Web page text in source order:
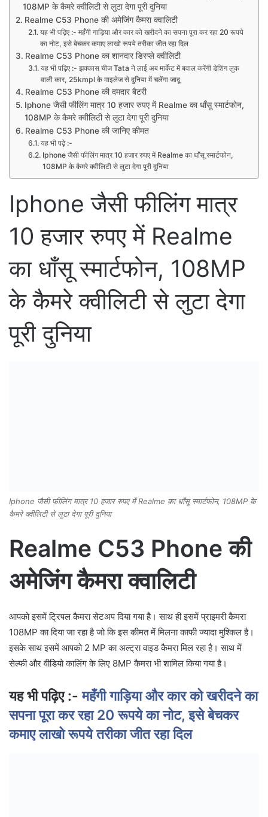
108MP के कैमरे क्वीलिटी से लुटा देगा पूरी दुनिया
Realme C53 Phone की अमेजिंग कैमरा क्वालिटी
यह भी पढ़िए :- महँगी गाड़िया और कार को खरीदने का सपना पूरा कर रहा 20 रूपये
का नोट, इसे बेचकर कमाए लाखो रूपये तरीका जीत रहा दिल
Realme C53 Phone का शानदार डिस्प्ले क्वीलिटी
यह भी पढ़िए :- झक्कास चीज Tata ने लाई अब मार्केट में बवाल करेंगी डेशिंग लुक
वाली कार, 25kmpl के माइलेज से दुनिया में चलेंगा जादू
Realme C53 Phone की दमदार बैटरी
Iphone जैसी फीलिंग मात्र 10 हजार रुपए में Realme का धाँसू स्मार्टफोन,
108MP के कैमरे क्वीलिटी से लुटा देगा पूरी दुनिया
Realme C53 Phone की जानिए कीमत
यह भी पढ़े :-
Iphone जैसी फीलिंग मात्र 10 हजार रुपए में Realme का धाँसू स्मार्टफोन,
108MP के कैमरे क्वीलिटी से लुटा देगा पूरी दुनिया
Iphone जैसी फीलिंग मात्र
10 हजार रुपए में Realme
का धाँसू स्मार्टफोन, 108MP
के कैमरे क्वीलिटी से लुटा देगा
पूरी दुनिया
Iphone जैसी फीलिंग मात्र 10 हजार रुपए में Realme का धाँसू स्मार्टफोन, 108MP के
कैमरे क्वीलिटी से लुटा देगा पूरी दुनिया
Realme C53 Phone की
अमेजिंग कैमरा क्वालिटी
आपको इसमें ट्रिपल कैमरा सेटअप दिया गया है। साथ ही इसमें प्राइमरी कैमरा
108MP का दिया जा रहा है जो कि इस कीमत में मिलना काफी ज्यादा मुश्किल है।
इसके साथ इसमें आपको 2 MP का अल्ट्रा वाइड कैमरा मिल रहा है। साथ में
सेल्फी और वीडियो कालिंग के लिए 8MP कैमरा भी शामिल किया गया है।
यह भी पढ़िए :-महँगी गाड़िया और कार को खरीदने का
सपना पूरा कर रहा 20 रूपये का नोट, इसे बेचकर
कमाए लाखो रूपये तरीका जीत रहा दिल